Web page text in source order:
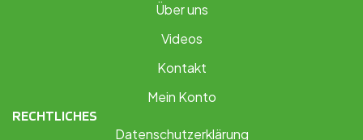
Über uns
Videos
Kontakt
Mein Konto
RECHTLICHES
Datenschutzerklärung